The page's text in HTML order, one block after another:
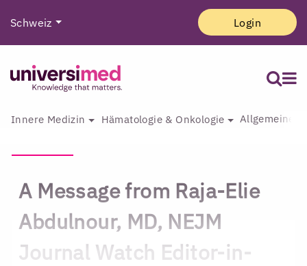
Schweiz Login
Innere Medizin Hämatologie & Onkologie Allgemeine
A Message from Raja-Elie
Abdulnour, MD, NEJM
Journal Watch Editor-in-